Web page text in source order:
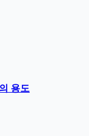
용도